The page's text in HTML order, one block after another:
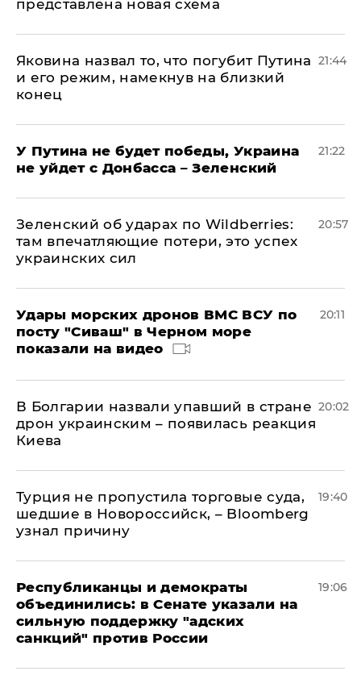
представлена новая схема
Яковина назвал то, что погубит Путина
и его режим, намекнув на близкий
конец
21:44
У Путина не будет победы, Украина
не уйдет с Донбасса – Зеленский
21:22
Зеленский об ударах по Wildberries:
там впечатляющие потери, это успех
украинских сил
20:57
Удары морских дронов ВМС ВСУ по
посту "Сиваш" в Черном море
показали на видео
20:11
В Болгарии назвали упавший в стране
дрон украинским – появилась реакция
Киева
20:02
Турция не пропустила торговые суда,
шедшие в Новороссийск, – Bloomberg
узнал причину
19:40
Республиканцы и демократы
объединились: в Сенате указали на
сильную поддержку "адских
санкций" против России
19:06